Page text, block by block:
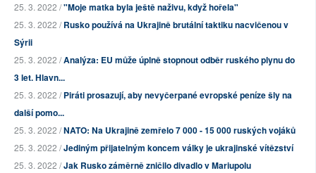
25. 3. 2022 /"Moje matka byla ještě naživu, když hořela"
25. 3. 2022 /Rusko používá na Ukrajině brutální taktiku nacvičenou v
Sýrii
25. 3. 2022 /Analýza: EU může úplně stopnout odběr ruského plynu do
3 let. Hlavn...
25. 3. 2022 /Piráti prosazují, aby nevyčerpané evropské peníze šly na
další pomo...
25. 3. 2022 /NATO: Na Ukrajině zemřelo 7 000 - 15 000 ruských vojáků
25. 3. 2022 /Jediným přijatelným koncem války je ukrajinské vítězství
25. 3. 2022 /Jak Rusko záměrně zničilo divadlo v Mariupolu